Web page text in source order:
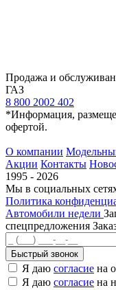
Продажа и
ГАЗ
8 800 2002 402
*Информация,
офертой.
О компании
Акции Контакты
1995 - 2026
Мы в социальных
Политика
Автомобили недели
спецпредложения
Быстрый звонок
Я даю согласие на
Я даю согласие на